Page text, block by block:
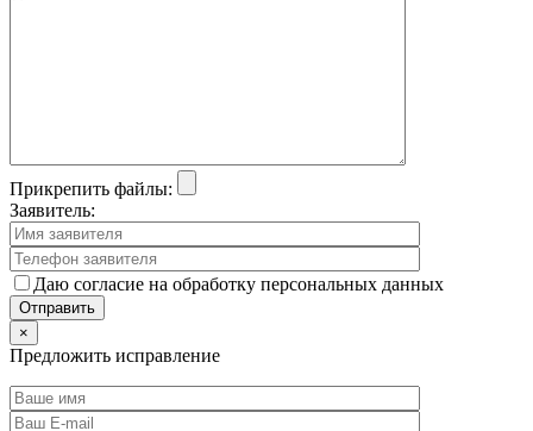
Прикрепить файлы:
Заявитель:
Даю согласие на обработку персональных данных
×
Предложить исправление